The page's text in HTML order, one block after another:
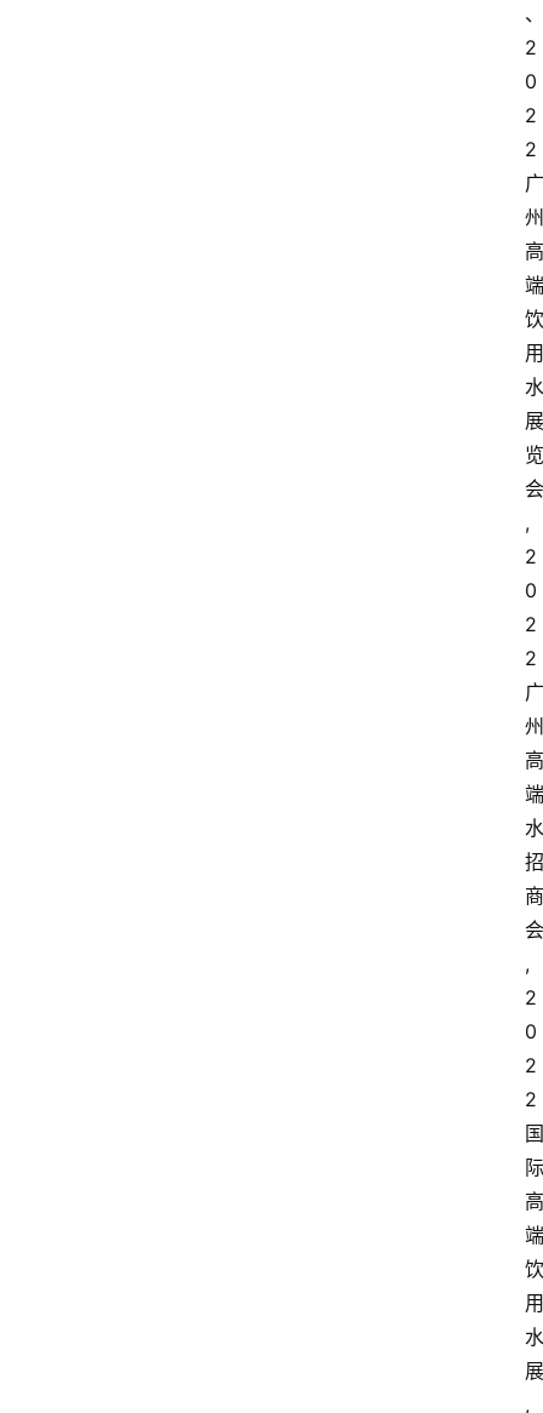
、
2
0
2
2
广
州
高
端
饮
用
水
展
览
会
,
2
0
2
2
广
州
高
端
水
招
商
会
,
2
0
2
2
国
际
高
端
饮
用
水
展
,